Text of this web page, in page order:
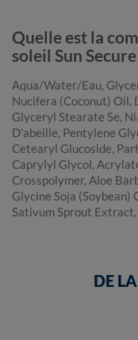
Quelle est la
soleil Sun Secure
Aqua/Water/Eau,
Nucifera (Coconut) Oil,
Glyceryl Stearate Se,
D'abeille, Pentylene
Cetearyl Glucoside,
Caprylyl Glycol,
Crosspolymer, Aloe
Glycine Soja (Soybean)
Sativum Sprout
DE